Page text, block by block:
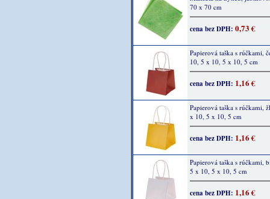
70 x 70 cm
cena bez DPH: 0,73 €
Papierová taška s rúčkami,
10, 5 x 10, 5 x 10, 5 cm
cena bez DPH: 1,16 €
Papierová taška s rúčkami,
x 10, 5 x 10, 5 cm
cena bez DPH: 1,16 €
Papierová taška s rúčkami,
5 x 10, 5 x 10, 5 cm
cena bez DPH: 1,16 €